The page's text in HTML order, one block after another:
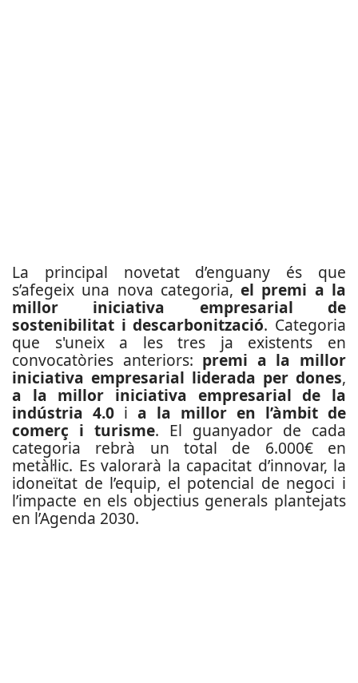
La principal novetat d’enguany és que
s’afegeix una nova categoria,el premi a la
millor iniciativa empresarial de
sostenibilitat i descarbonització. Categoria
que s'uneix a les tres ja existents en
convocatòries anteriors: premi a la millor
iniciativa empresarial liderada per dones,
a la millor iniciativa empresarial de la
indústria 4.0 i a la millor en l’àmbit de
comerç i turisme. El guanyador de cada
categoria rebrà un total de 6.000€ en
metàl·lic. Es valorarà la capacitat d’innovar, la
idoneïtat de l’equip, el potencial de negoci i
l’impacte en els objectius generals plantejats
en l’Agenda 2030.